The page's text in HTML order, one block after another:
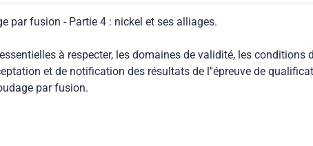
par fusion - Partie 4 : nickel et ses alliages.
à respecter, les domaines de validité, les conditions
et de notification des résultats de l''épreuve de
par fusion.